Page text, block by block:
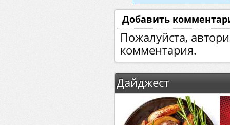
Добавить
Пожалуйста,
комментария.
Дайджест